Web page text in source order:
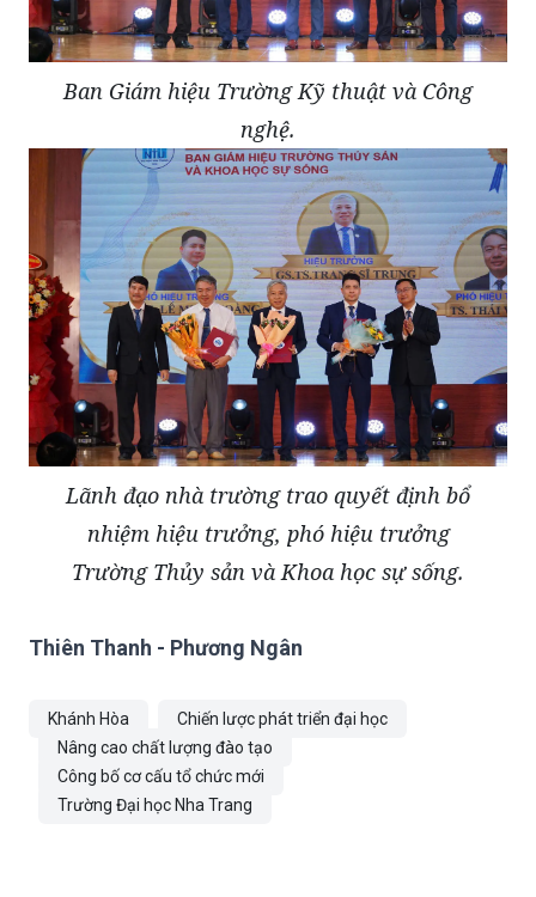
Ban Giám hiệu Trường Kỹ thuật và Công
nghệ.
Lãnh đạo nhà trường trao quyết định bổ
nhiệm hiệu trưởng, phó hiệu trưởng
Trường Thủy sản và Khoa học sự sống.
Thiên Thanh - Phương Ngân
Khánh Hòa
Chiến lược phát triển đại học
Nâng cao chất lượng đào tạo
Công bố cơ cấu tổ chức mới
Trường Đại học Nha Trang